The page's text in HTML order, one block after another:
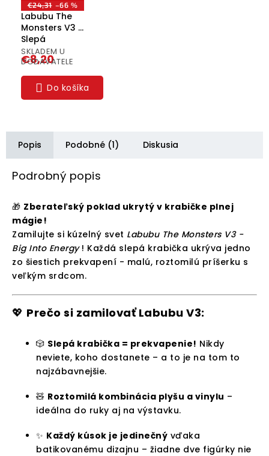
€24,31 –66 %
Labubu The
Monsters V3 -
Slepá
Krabička
(Blind Box) |
Limitovaná 3.
generácia
SKLADEM U
DODAVATELE
€8,20
Do košíka
Popis Podobné (1) Diskusia
Podrobný popis
🎁 Zberateľský poklad ukrytý v krabičke plnej
mágie!
Zamilujte si kúzelný svet Labubu The Monsters V3 -
Big Into Energy! Každá slepá krabička ukrýva jedno
zo šiestich prekvapení - malú, roztomilú príšerku s
veľkým srdcom.
💖 Prečo si zamilovať Labubu V3:
🎲 Slepá krabička = prekvapenie! Nikdy
neviete, koho dostanete – a to je na tom to
najzábavnejšie.
🧸 Roztomilá kombinácia plyšu a vinylu –
ideálna do ruky aj na výstavku.
✨ Každý kúsok je jedinečný vďaka
batikovanému dizajnu – žiadne dve figúrky nie